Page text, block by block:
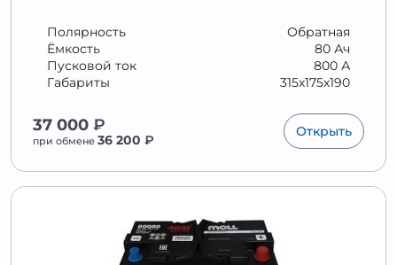
Обратная
Полярность
80 Ач
Ёмкость
800 А
Пусковой ток
315x175x190
Габариты
37 000 ₽
при обмене 36 200 ₽
Открыть